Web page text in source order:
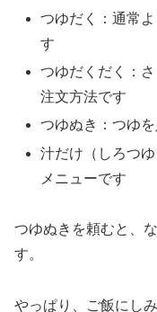
つゆだく：通常
す
つゆだくだく：
注文方法です
つゆぬき：つゆ
汁だけ（しろつ
メニューです
つゆぬきを頼むと、
す。
やっぱり、ご飯にし